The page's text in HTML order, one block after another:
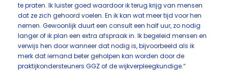
te praten. Ik luister goed waardoor ik terug krijg van mensen
dat ze zich gehoord voelen. En ik kan wat meer tijd voor hen
nemen. Gewoonlijk duurt een consult een half uur, zo nodig
langer of ik plan een extra afspraak in. Ik begeleid mensen en
verwijs hen door wanneer dat nodig is, bijvoorbeeld als ik
merk dat iemand beter geholpen kan worden door de
praktijkondersteuners GGZ of de wijkverpleegkundige.“